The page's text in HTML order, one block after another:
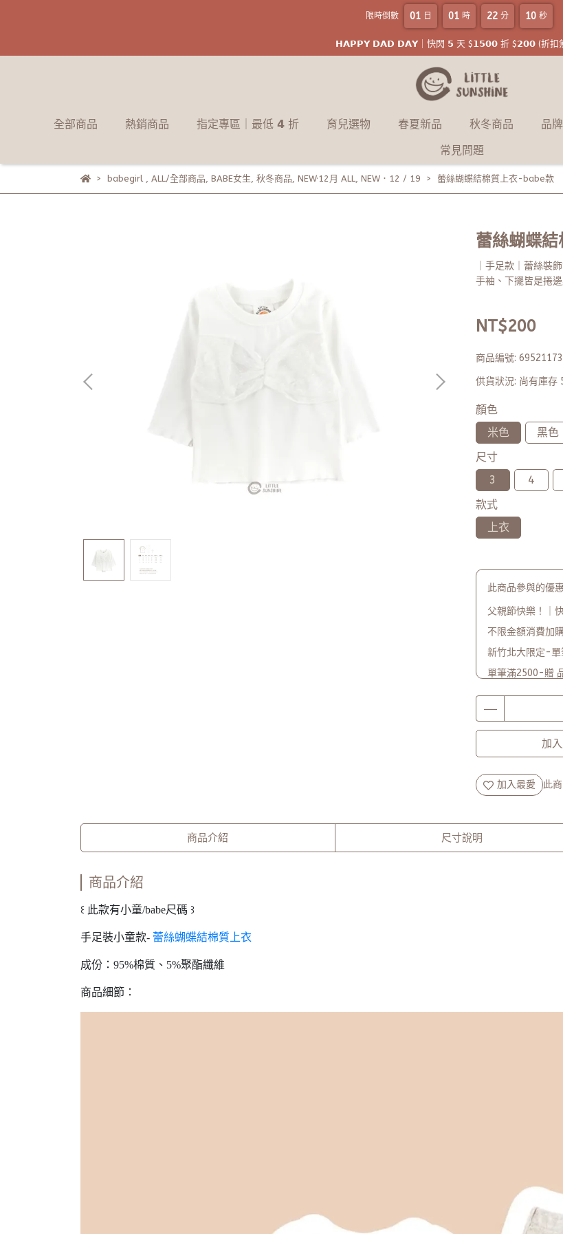
限時倒數 01 日 01 時 22 分 09 秒
𝗛𝗔𝗣𝗣𝗬 𝗗𝗔𝗗 𝗗𝗔𝗬｜快閃 𝟱 天 $𝟭𝟱𝟬𝟬 折 $𝟮𝟬𝟬 (折扣
全部商品 熱銷商品 指定專區｜最低 𝟰 折 育兒選物 春夏新品 秋冬商品 品
常見問題
babegirl, ALL/全部商品, BABE女生, 秋冬商品, NEW·12月 ALL, NEW．12 / 19 蕾絲蝴蝶結棉質上衣-babe款
蕾絲蝴蝶
｜手足款｜蕾絲裝
手袖、下擺皆是捲
NT$200
商品編號:
供貨狀況: 尚有庫存
顏色
米色
黑色
尺寸
3
4
款式
上衣
此商品參與的優
父親節快樂！｜
不限金額消費加
新竹北大限定-
單筆滿2500-贈
品牌2週年
加
加入最愛 此
商品介紹 尺寸說明
商品介紹
꒰ 此款有小童/babe尺碼 ꒱
手足裝小童款- 蕾絲蝴蝶結棉質上衣
成份：95%棉質、5%聚酯纖維
商品細節：